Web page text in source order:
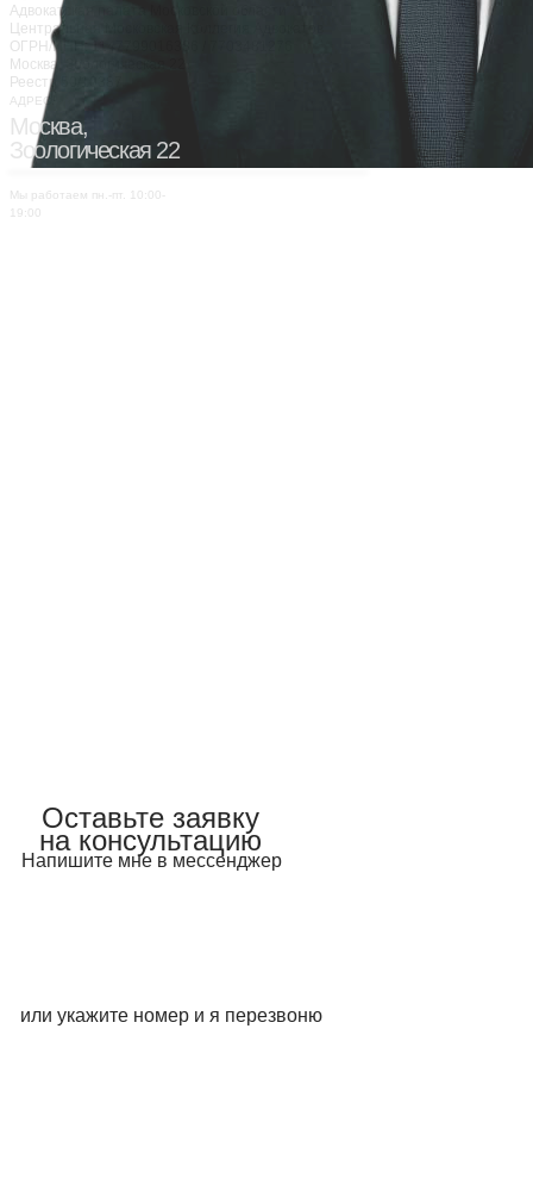
Оставьте заявку
на консультацию
Напишите мне в мессенджер
или укажите номер и я перезвоню
Адвокатская палата Московской области
Центральная Московская Коллегия Адвокатов
ОГРН/ИНН: 1147799016386 / 7703481276
Москва, Зоологическая 22
Реестр 50/10387
АДРЕС:
Москва,
Зоологическая 22
Мы работаем пн.-пт. 10:00-
19:00